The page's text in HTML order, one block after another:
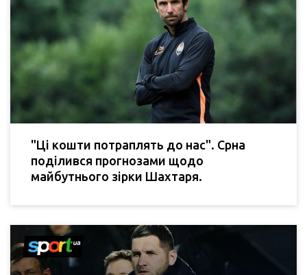
"Ці кошти потраплять до нас". Срна
поділився прогнозами щодо
майбутнього зірки Шахтаря.